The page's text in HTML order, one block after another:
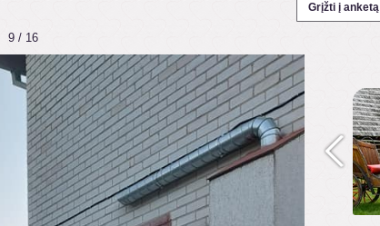
Grįžti į anketą
9 / 16
1